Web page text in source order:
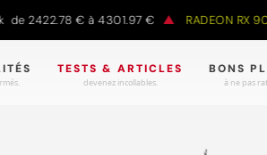
€ à 4301.97 € RADEON RX 9070 :
TESTS & ARTICLES
devenez incollables.
BONS
à ne pas